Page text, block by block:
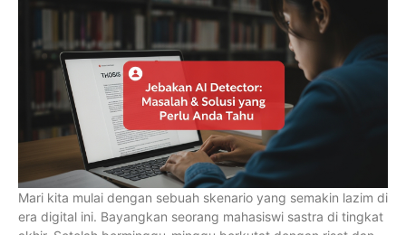
Mari kita mulai dengan sebuah skenario yang semakin lazim di
era digital ini. Bayangkan seorang mahasiswi sastra di tingkat